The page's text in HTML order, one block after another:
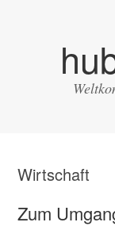
Wirtschaft
Zum